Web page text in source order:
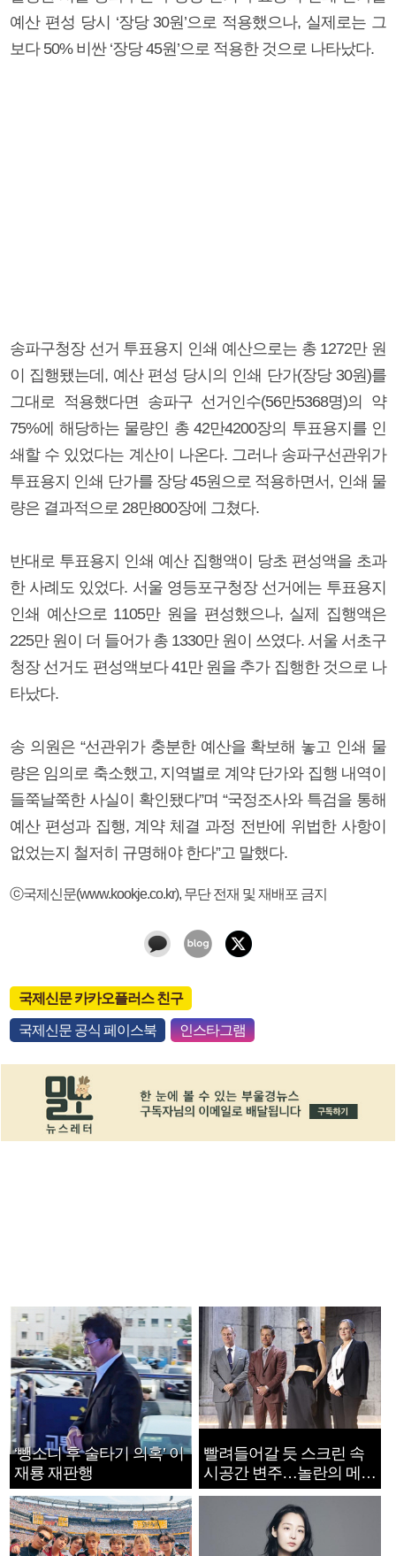
예산 편성 당시 ‘장당 30원’으로 적용했으나, 실제로는 그
보다 50% 비싼 ‘장당 45원’으로 적용한 것으로 나타났다.
송파구청장 선거 투표용지 인쇄 예산으로는 총 1272만 원
이 집행됐는데, 예산 편성 당시의 인쇄 단가(장당 30원)를
그대로 적용했다면 송파구 선거인수(56만5368명)의 약
75%에 해당하는 물량인 총 42만4200장의 투표용지를 인
쇄할 수 있었다는 계산이 나온다. 그러나 송파구선관위가
투표용지 인쇄 단가를 장당 45원으로 적용하면서, 인쇄 물
량은 결과적으로 28만800장에 그쳤다.
반대로 투표용지 인쇄 예산 집행액이 당초 편성액을 초과
한 사례도 있었다. 서울 영등포구청장 선거에는 투표용지
인쇄 예산으로 1105만 원을 편성했으나, 실제 집행액은
225만 원이 더 들어가 총 1330만 원이 쓰였다. 서울 서초구
청장 선거도 편성액보다 41만 원을 추가 집행한 것으로 나
타났다.
송 의원은 “선관위가 충분한 예산을 확보해 놓고 인쇄 물
량은 임의로 축소했고, 지역별로 계약 단가와 집행 내역이
들쭉날쭉한 사실이 확인됐다”며 “국정조사와 특검을 통해
예산 편성과 집행, 계약 체결 과정 전반에 위법한 사항이
없었는지 철저히 규명해야 한다”고 말했다.
ⓒ국제신문(www.kookje.co.kr), 무단 전재 및 재배포 금지
국제신문 카카오플러스 친구
국제신문 공식 페이스북 인스타그램
‘뺑소니 후 술타기 의혹’ 이
재룡 재판행
빨려들어갈 듯 스크린 속
시공간 변주…놀란의 메시
지는 ‘전쟁 속죄’